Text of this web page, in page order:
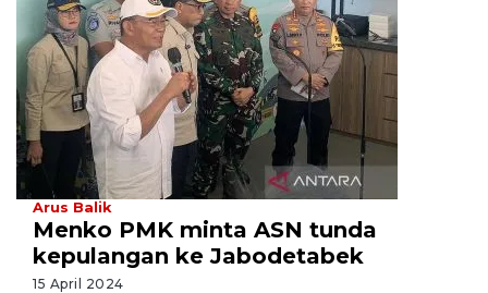
Arus Balik
Menko PMK minta ASN tunda
kepulangan ke Jabodetabek
15 April 2024